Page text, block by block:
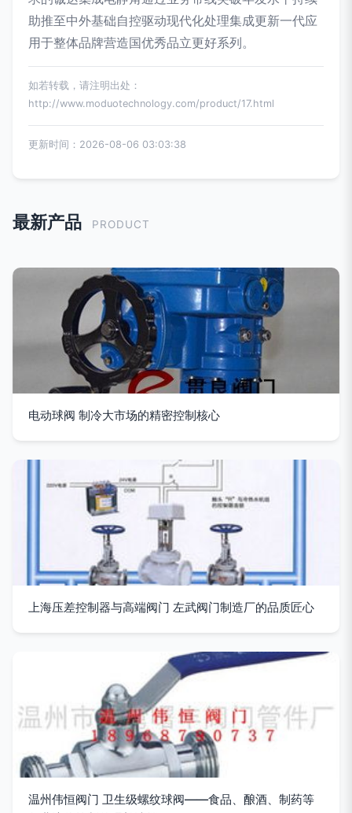
助推至中外基础自控驱动现代化处理集成更新一代应
用于整体品牌营造国优秀品立更好系列。
如若转载，请注明出处：
http://www.moduotechnology.com/product/17.html
更新时间：2026-08-06 03:03:38
最新产品 PRODUCT
电动球阀 制冷大市场的精密控制核心
上海压差控制器与高端阀门 左武阀门制造厂的品质匠心
温州伟恒阀门 卫生级螺纹球阀——食品、酿酒、制药等